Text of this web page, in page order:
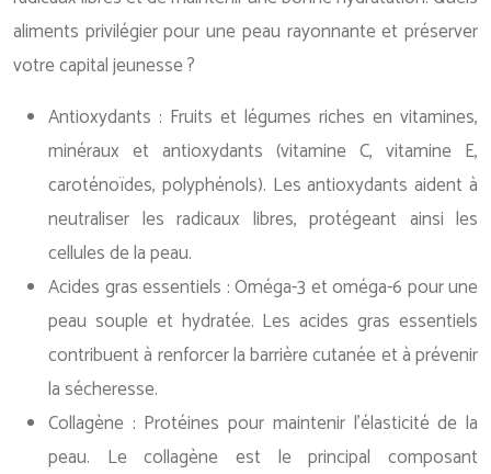
aliments privilégier pour une peau rayonnante et préserver
votre capital jeunesse ?
Antioxydants : Fruits et légumes riches en vitamines,
minéraux et antioxydants (vitamine C, vitamine E,
caroténoïdes, polyphénols). Les antioxydants aident à
neutraliser les radicaux libres, protégeant ainsi les
cellules de la peau.
Acides gras essentiels : Oméga-3 et oméga-6 pour une
peau souple et hydratée. Les acides gras essentiels
contribuent à renforcer la barrière cutanée et à prévenir
la sécheresse.
Collagène : Protéines pour maintenir l’élasticité de la
peau. Le collagène est le principal composant